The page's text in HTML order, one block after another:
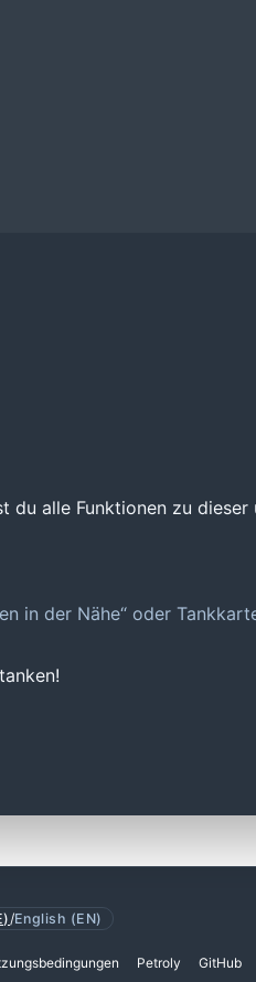
du alle Funktionen zu
in der Nähe“ oder
/English (EN)
Petroly GitHub